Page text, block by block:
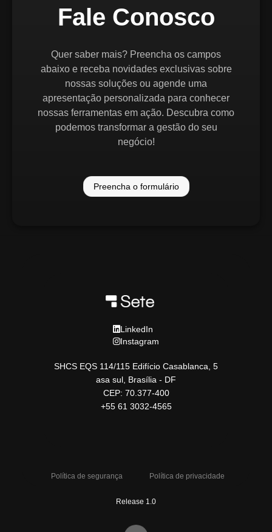
Fale Conosco
Quer saber mais? Preencha os campos
abaixo e receba novidades exclusivas sobre
nossas soluções ou agende uma
apresentação personalizada para conhecer
nossas ferramentas em ação. Descubra como
podemos transformar a gestão do seu
negócio!
Preencha o formulário
LinkedIn
Instagram
SHCS EQS 114/115 Edifício Casablanca, 5
asa sul, Brasília - DF
CEP: 70.377-400
+55 61 3032-4565
Política de segurança Política de privacidade
Release 1.0